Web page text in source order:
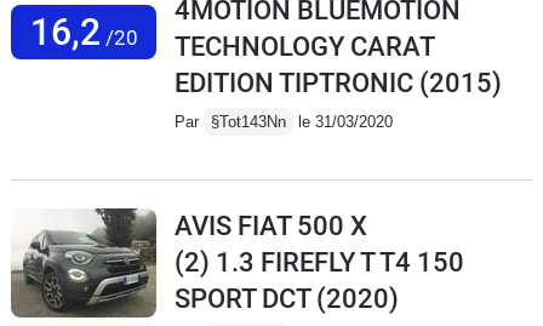
16,2 /20
4MOTION BLUEMOTION
TECHNOLOGY CARAT
EDITION TIPTRONIC (2015)
Par §Tot143Nn le 31/03/2020
AVIS FIAT 500 X
(2) 1.3 FIREFLY T T4 150
SPORT DCT(2020)